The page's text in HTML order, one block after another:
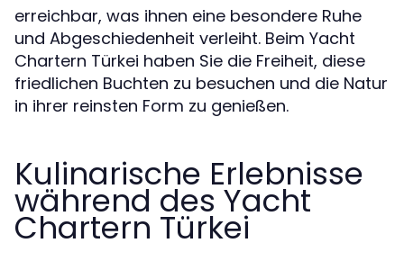
erreichbar, was ihnen eine besondere Ruhe
und Abgeschiedenheit verleiht. Beim Yacht
Chartern Türkei haben Sie die Freiheit, diese
friedlichen Buchten zu besuchen und die Natur
in ihrer reinsten Form zu genießen.
Kulinarische Erlebnisse
während des Yacht
Chartern Türkei